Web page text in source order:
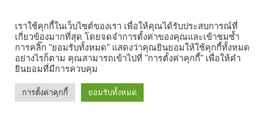
© 2024 — Cybertron Co., Ltd. All rights reserved.
เราใช้คุกกี้ในเว็บไซต์ของเรา เพื่อให้คุณได้รับประสบการณ์ที่
เกี่ยวข้องมากที่สุด โดยจดจำการตั้งค่าของคุณและเข้าชมซ้ำ
การคลิ๊ก "ยอมรับทั้งหมด" แสดงว่าคุณยินยอมให้ใช้คุกกี้ทั้งหมด
อย่างไรก็ตาม คุณสามารถเข้าไปที่ "การตั้งค่าคุกกี้" เพื่อให้คำ
ยินยอมที่มีการควบคุม
การตั้งค่าคุกกี้ ยอมรับทั้งหมด